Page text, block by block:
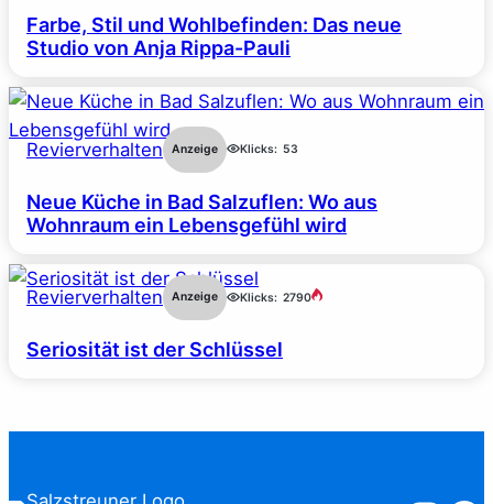
Farbe, Stil und Wohlbefinden: Das neue
Studio von Anja Rippa-Pauli
Revierverhalten Anzeige Klicks: 53
Neue Küche in Bad Salzuflen: Wo aus
Wohnraum ein Lebensgefühl wird
Revierverhalten Anzeige Klicks: 2790
Seriosität ist der Schlüssel